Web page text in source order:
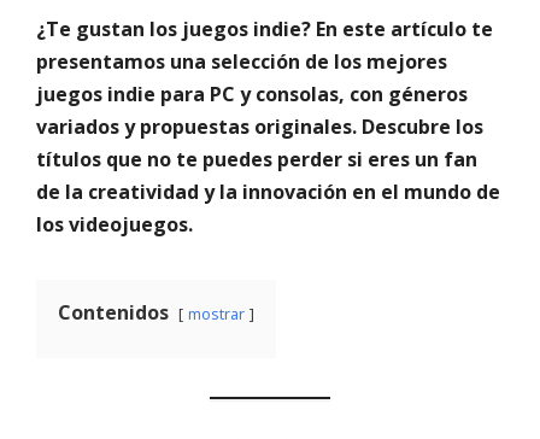
¿Te gustan los juegos indie? En este artículo te
presentamos una selección de los mejores
juegos indie para PC y consolas, con géneros
variados y propuestas originales. Descubre los
títulos que no te puedes perder si eres un fan
de la creatividad y la innovación en el mundo de
los videojuegos.
Contenidos mostrar